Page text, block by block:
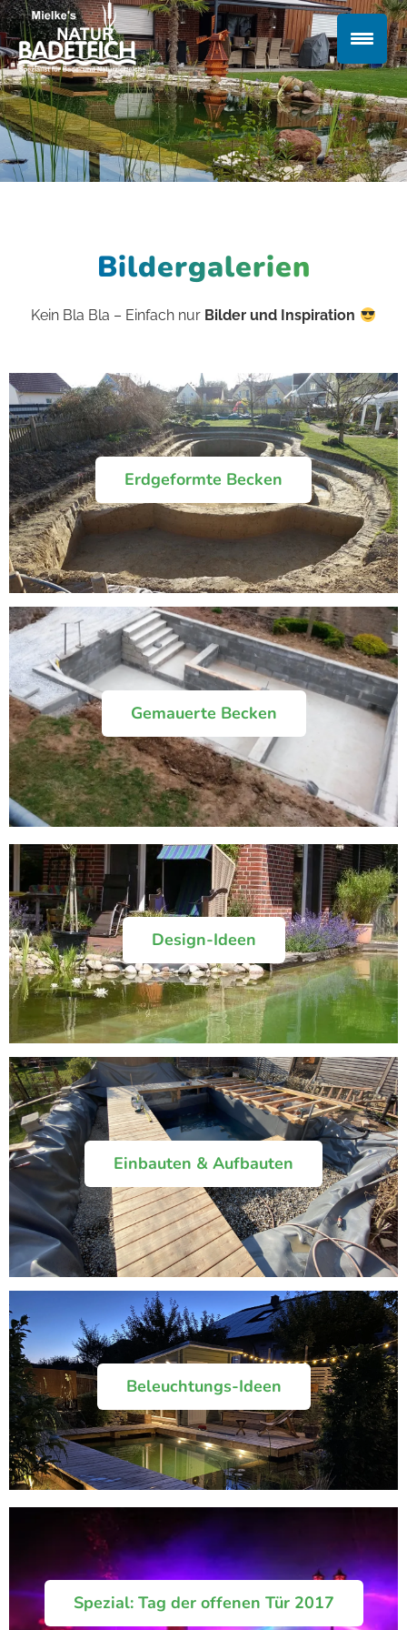
Bildergalerien
Kein Bla Bla – Einfach nur Bilder und Inspiration
Erdgeformte Becken
Gemauerte Becken
Design-Ideen
Einbauten & Aufbauten
Beleuchtungs-Ideen
Spezial: Tag der offenen Tür 2017